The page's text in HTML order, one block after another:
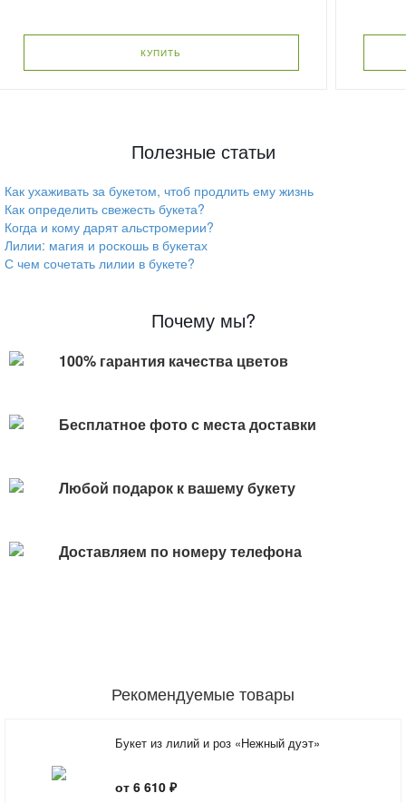
КУПИТЬ
Полезные статьи
Как ухаживать за букетом, чтоб продлить ему жизнь
Как определить свежесть букета?
Когда и кому дарят альстромерии?
Лилии: магия и роскошь в букетах
С чем сочетать лилии в букете?
Почему мы?
100% гарантия качества цветов
Бесплатное фото с места доставки
Любой подарок к вашему букету
Доставляем по номеру телефона
Рекомендуемые товары
Букет из лилий и роз «Нежный дуэт»
от 6 610 ₽